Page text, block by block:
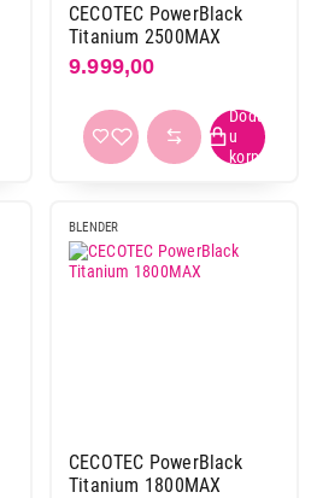
CECOTEC PowerBlack
Titanium 2500MAX
9.999,00
BLENDER
CECOTEC PowerBlack
Titanium 1800MAX